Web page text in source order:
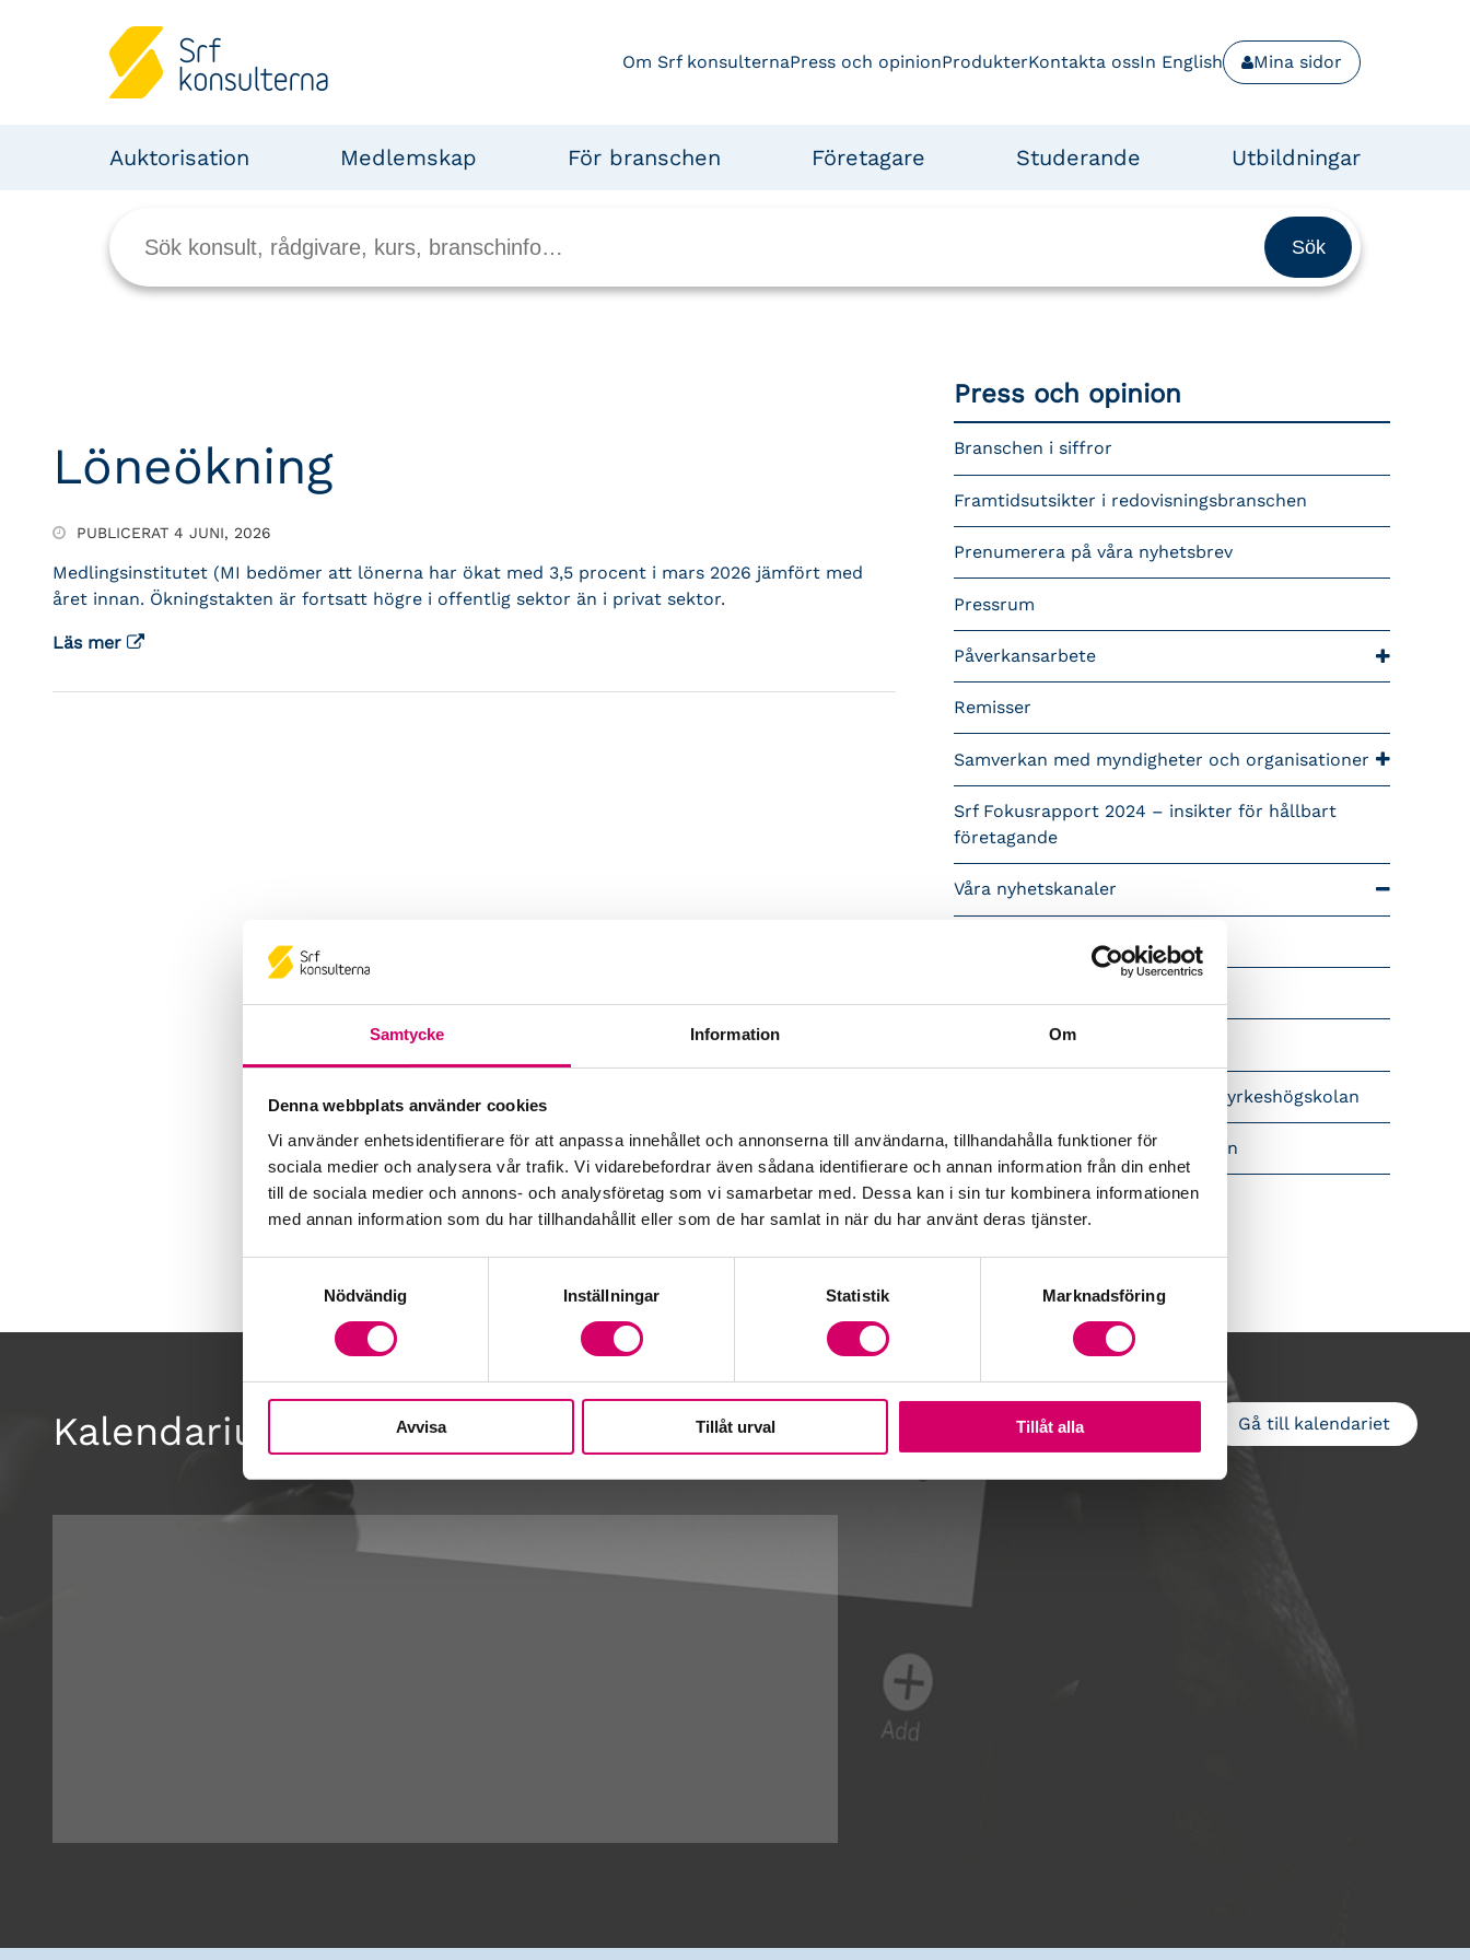
Samtycke Information Om
Denna webbplats använder cookies
Vi använder enhetsidentifierare för att anpassa innehållet och annonserna till användarna, tillhandahålla funktioner för
sociala medier och analysera vår trafik. Vi vidarebefordrar även sådana identifierare och annan information från din enhet
till de sociala medier och annons- och analysföretag som vi samarbetar med. Dessa kan i sin tur kombinera informationen
med annan information som du har tillhandahållit eller som de har samlat in när du har använt deras tjänster.
Nödvändig
Inställningar Statistik Marknadsföring
Avvisa Tillåt urval Tillåt alla
Om Srf konsulternaPress och opinionProdukterKontakta ossIn English Mina sidor
Auktorisation Medlemskap För branschen Företagare Studerande Utbildningar
Löneökning
PUBLICERAT 4 JUNI, 2026
Medlingsinstitutet (MI bedömer att lönerna har ökat med 3,5 procent i mars 2026 jämfört med
året innan. Ökningstakten är fortsatt högre i offentlig sektor än i privat sektor.
Läs mer
Press och opinion
Branschen i siffror
Framtidsutsikter i redovisningsbranschen
Prenumerera på våra nyhetsbrev
Pressrum
Påverkansarbete
Remisser
Samverkan med myndigheter och organisationer
Srf Fokusrapport 2024 – insikter för hållbart
företagande
Våra nyhetskanaler
Tidningen Konsulten
Följ oss i sociala medier
Öppet brev till Myndigheten för yrkeshögskolan
Framtidsutsikter i lönebranschen
Kalendarium Gå till kalendariet
Lägg till i kalender